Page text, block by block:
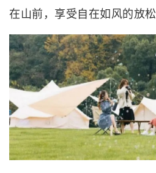
在山前，享受自在如风的放松